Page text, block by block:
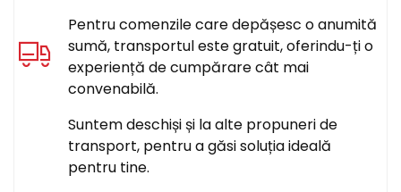
Pentru comenzile care depășesc o anumită
sumă, transportul este gratuit, oferindu-ți o
experiență de cumpărare cât mai
convenabilă.
Suntem deschiși și la alte propuneri de
transport, pentru a găsi soluția ideală
pentru tine.